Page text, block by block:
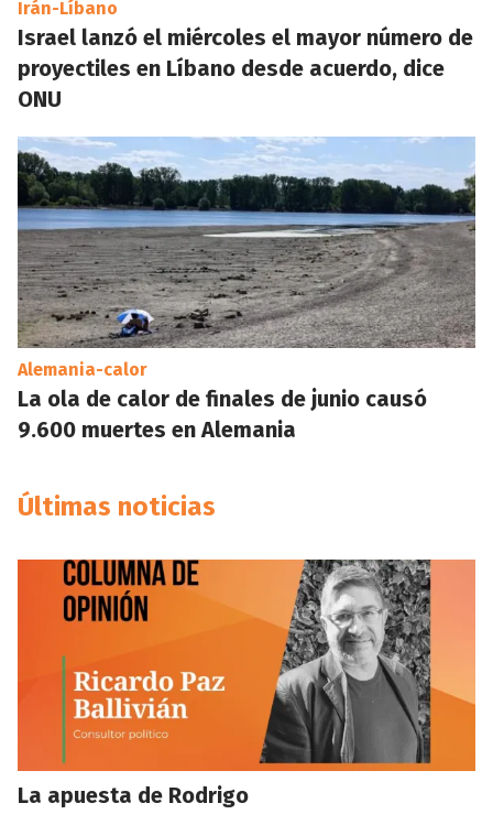
Irán-Líbano
Israel lanzó el miércoles el mayor número de
proyectiles en Líbano desde acuerdo, dice
ONU
Alemania-calor
La ola de calor de finales de junio causó
9.600 muertes en Alemania
Últimas noticias
La apuesta de Rodrigo